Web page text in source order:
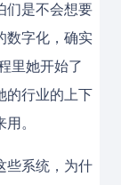
们是不会想要
数字化，确实
里她开始了
的行业的上下
。
些系统，为什